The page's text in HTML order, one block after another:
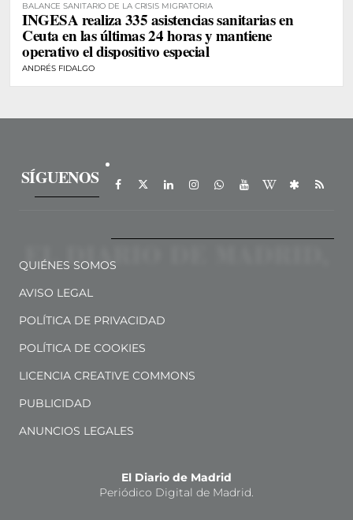
BALANCE SANITARIO DE LA CRISIS MIGRATORIA
INGESA realiza 335 asistencias sanitarias en
Ceuta en las últimas 24 horas y mantiene
operativo el dispositivo especial
ANDRÉS FIDALGO
SÍGUENOS
QUIÉNES SOMOS
AVISO LEGAL
POLÍTICA DE PRIVACIDAD
POLÍTICA DE COOKIES
LICENCIA CREATIVE COMMONS
PUBLICIDAD
ANUNCIOS LEGALES
El Diario de Madrid
Periódico Digital de Madrid.